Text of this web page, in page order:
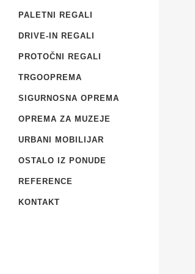
PALETNI REGALI
DRIVE-IN REGALI
PROTOČNI REGALI
TRGOOPREMA
SIGURNOSNA OPREMA
OPREMA ZA MUZEJE
URBANI MOBILIJAR
OSTALO IZ PONUDE
REFERENCE
KONTAKT